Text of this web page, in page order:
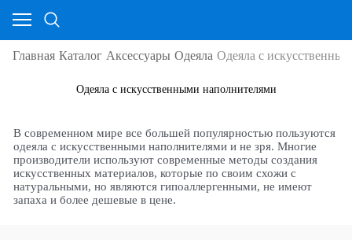
Главная Каталог Аксессуары Одеяла Одеяла с
Одеяла с искусственными наполнителями
В современном мире все большей популярностью пользуются
одеяла с искусственными наполнителями и не зря. Многие
производители используют современные методы создания
искусственных материалов, которые по своим схожи с
натуральными, но являются гипоаллергенными, не имеют
запаха и более дешевые в цене.